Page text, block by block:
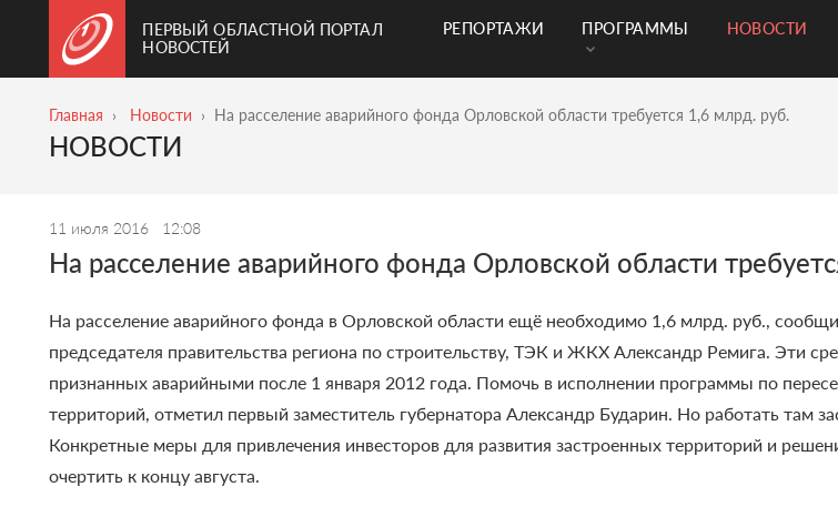
ПЕРВЫЙ ОБЛАСТНОЙ ПОРТАЛ
НОВОСТЕЙ
РЕПОРТАЖИ ПРОГРАММЫ НОВОСТИ
Главная Новости На расселение аварийного фонда Орловской области требуется 1,6 млрд. руб.
НОВОСТИ
11 июля 2016 12:08
На расселение аварийного фонда Орловской области
На расселение аварийного фонда в Орловской области ещё необходимо 1,6 млрд. руб.,
председателя правительства региона по строительству, ТЭК и ЖКХ Александр Ремига.Эти
признанных аварийными после 1 января 2012 года. Помочь в исполнении программы по
территорий, отметил первый заместитель губернатора Александр Бударин. Но работать там
Конкретные меры для привлечения инвесторов для развития застроенных территорий и
очертить к концу августа.